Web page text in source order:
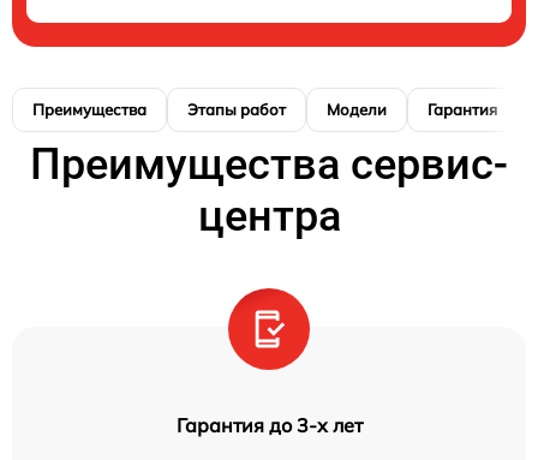
Преимущества Этапы работ Модели Гарантия
Преимущества сервис-
центра
Гарантия до 3-х лет